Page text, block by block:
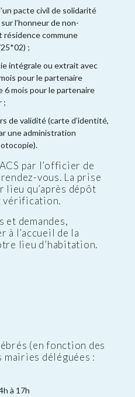
pacte civil de solidarité
l’honneur de non-
résidence commune
;
intégrale ou extrait avec
pour le partenaire
6 mois pour le partenaire
;
de validité (carte d’identité,
une administration
par l’officier de
vous. La prise
lieu qu’après dépôt
vérification.
et demandes,
à l’accueil de la
lieu d’habitation.
(en fonction des
déléguées :
à 17h